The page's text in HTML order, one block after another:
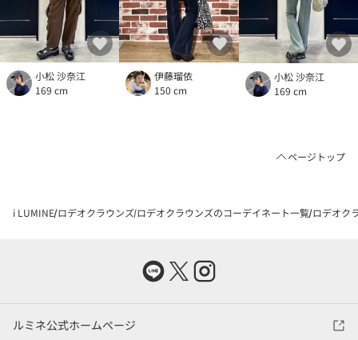
小松 沙奈江
169 cm
伊藤瑠依
150 cm
小松 沙奈江
169 cm
ページトップ
i LUMINE ロデオクラウンズ ロデオクラウンズのコーデイネート一覧 ロデオク
ルミネ公式ホームページ